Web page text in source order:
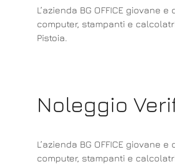
L’azienda BG OFFICE
computer, stampanti e
Pistoia.
Noleggio
L’azienda BG OFFICE
computer, stampanti e